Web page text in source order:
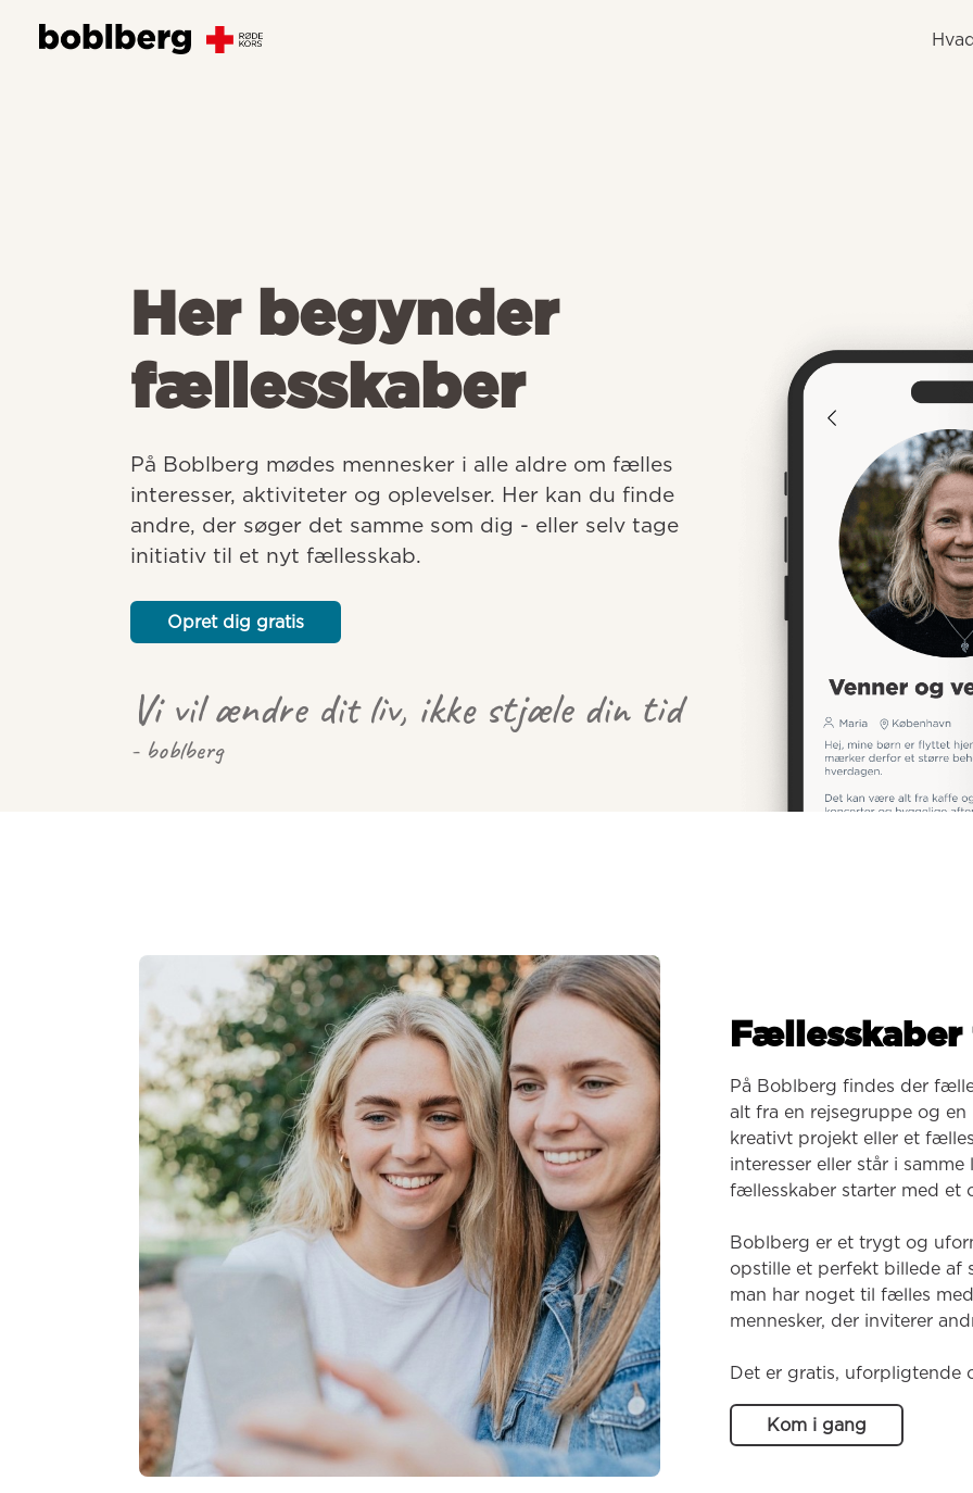
Her begynder
fællesskaber
På Boblberg mødes mennesker i alle aldre om fælles
interesser, aktiviteter og oplevelser. Her kan du finde
andre, der søger det samme som dig - eller selv tage
initiativ til et nyt fællesskab.
Opret dig gratis
Vi vil ændre dit liv, ikke stjæle din tid
- boblberg
På Boblberg findes der
alt fra en rejsegruppe og
kreativt projekt eller et
interesser eller står i
fællesskaber starter med et
Boblberg er et trygt og
opstille et perfekt billede af
man har noget til fælles
mennesker, der inviterer
Det er gratis, uforpligtende
Kom i gang